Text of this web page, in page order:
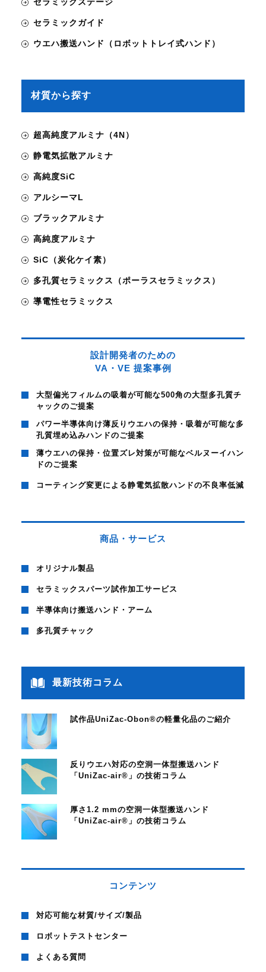
セラミックガイド
ウエハ搬送ハンド（ロボットトレイ式ハンド）
材質から探す
超高純度アルミナ（4N）
静電気拡散アルミナ
高純度SiC
アルシーマL
ブラックアルミナ
高純度アルミナ
SiC（炭化ケイ素）
多孔質セラミックス（ポーラスセラミックス）
導電性セラミックス
設計開発者のための
VA・VE 提案事例
大型偏光フィルムの吸着が可能な500角の大型多孔質チ
ャックのご提案
パワー半導体向け薄反りウエハの保持・吸着が可能な多
孔質埋め込みハンドのご提案
薄ウエハの保持・位置ズレ対策が可能なベルヌーイハン
ドのご提案
コーティング変更による静電気拡散ハンドの不良率低減
商品・サービス
オリジナル製品
セラミックスパーツ試作加工サービス
半導体向け搬送ハンド・アーム
多孔質チャック
最新技術コラム
試作品UniZac-Obon®の軽量化品のご紹介
反りウエハ対応の空洞一体型搬送ハンド
「UniZac-air®」の技術コラム
厚さ1.2 mmの空洞一体型搬送ハンド
「UniZac-air®」の技術コラム
コンテンツ
対応可能な材質/サイズ/製品
ロボットテストセンター
よくある質問